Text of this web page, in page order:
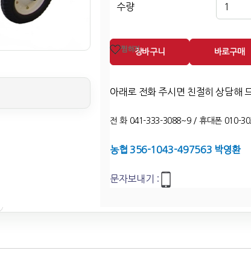
수량
찜하기장바구니 바로구매
아래로 전화 주시면 친절히 상담해
전 화 041-333-3088~9 / 휴대폰 010-
농협 356-1043-497563 박영환
문자보내기 :